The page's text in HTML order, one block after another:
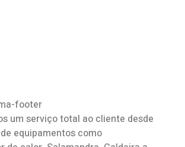
um serviço total ao cliente desde
equipamentos como